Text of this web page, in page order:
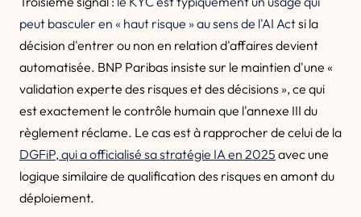
peut basculer en « haut risque » au sens de l'AI Actsi la
décision d'entrer ou non en relation d'affaires devient
automatisée. BNP Paribas insiste sur le maintien d'une «
validation experte des risques et des décisions », ce qui
est exactement le contrôle humain que l'annexe III du
règlement réclame. Le cas est à rapprocher de celui de la
DGFiP, qui a officialisé sa stratégie IA en 2025 avec une
logique similaire de qualification des risques en amont du
déploiement.